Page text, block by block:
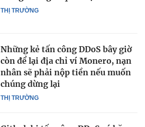
THỊ TRƯỜNG
THỊ TRƯỜNG
Những kẻ tấn công DDoS bây giờ
còn để lại địa chỉ ví Monero, nạn
nhân sẽ phải nộp tiền nếu muốn
chúng dừng lại